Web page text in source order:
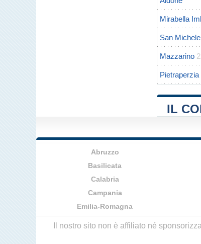
Mirabella
San
Mazzarino
Pietraperzia
IL
Abruzzo
Basilicata
Calabria
Campania
Emilia-Romagna
Il nostro sito non è affiliato né